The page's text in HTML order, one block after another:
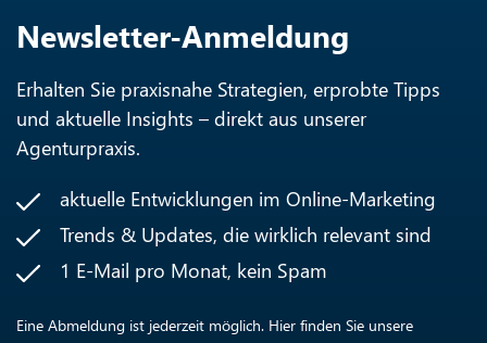
Newsletter-Anmeldung
Erhalten Sie praxisnahe Strategien, erprobte Tipps
und aktuelle Insights – direkt aus unserer
Agenturpraxis.
aktuelle Entwicklungen im Online-Marketing
Trends & Updates, die wirklich relevant sind
1 E-Mail pro Monat, kein Spam
Eine Abmeldung ist jederzeit möglich. Hier finden Sie unsere